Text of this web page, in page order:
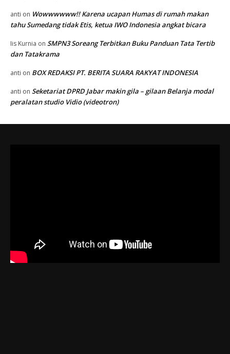
anti on Wowwwwww!! Karena ucapan Humas di rumah makan
tahu Sumedang tidak Etis, ketua IWO Indonesia angkat bicara
Iis Kurnia on SMPN3 Soreang Terbitkan Buku Panduan Tata Tertib
dan Tatakrama
anti on BOX REDAKSI PT. BERITA SUARA RAKYAT INDONESIA
anti on Seketariat DPRD Jabar makin gila – gilaan Belanja modal
peralatan studio Vidio (videotron)